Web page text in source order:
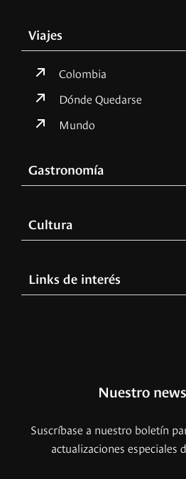
Viajes
Colombia
Dónde Quedarse
Mundo
Gastronomía
Cultura
Links de interés
Nuestro
Suscríbase a nuestro boletín
actualizaciones especiales